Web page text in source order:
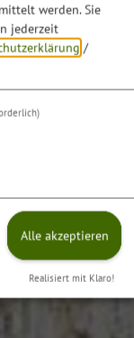
werden. Sie
jederzeit
/
Alle akzeptieren
Realisiert mit Klaro!